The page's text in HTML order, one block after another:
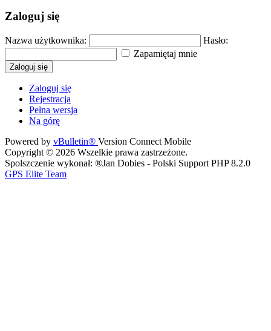
Zaloguj się
Nazwa użytkownika:
Hasło:
Zapamiętaj mnie
Zaloguj się
Zaloguj się
Rejestracja
Pełna wersja
Na górę
Powered by vBulletin® Version Connect Mobile
Copyright © 2026 Wszelkie prawa zastrzeżone.
Spolszczenie wykonał: ®Jan Dobies - Polski Support PHP 8.2.0
GPS Elite Team